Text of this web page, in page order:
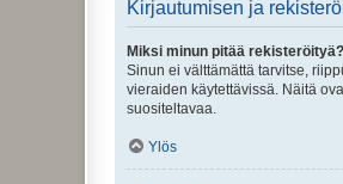
Kirjautumisen ja
Miksi minun pitää rekisteröityä?
Sinun ei välttämättä tarvitse,
vieraiden käytettävissä. Näitä
suositeltavaa.
Ylös